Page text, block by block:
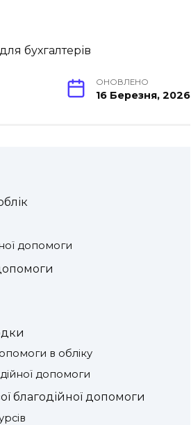
ОНОВЛЕНО
16 Березня, 2026
допомоги
в обліку
допомоги
благодійної допомоги